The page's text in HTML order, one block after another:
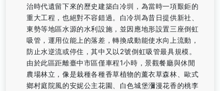
治時代遺留下來的歷史建築白冷圳，為當時一項艱鉅的
重大工程，也絕對不容錯過。白冷圳為昔日提供新社、
東勢等地區水源的水利設施，並因應地形設置三座倒虹
吸管，運用位能上的落差，轉換成動能使水向上流動，
防止水逆流或停住，其中又以2號倒虹吸管最具規模。
由於此區距離臺中市區僅車程1小時，景觀餐廳與休閒
農場林立，像是栽種各種香草植物的薰衣草森林、歐式
鄉村庭院風的安妮公主花園、白色城堡瀰漫花香的桃李